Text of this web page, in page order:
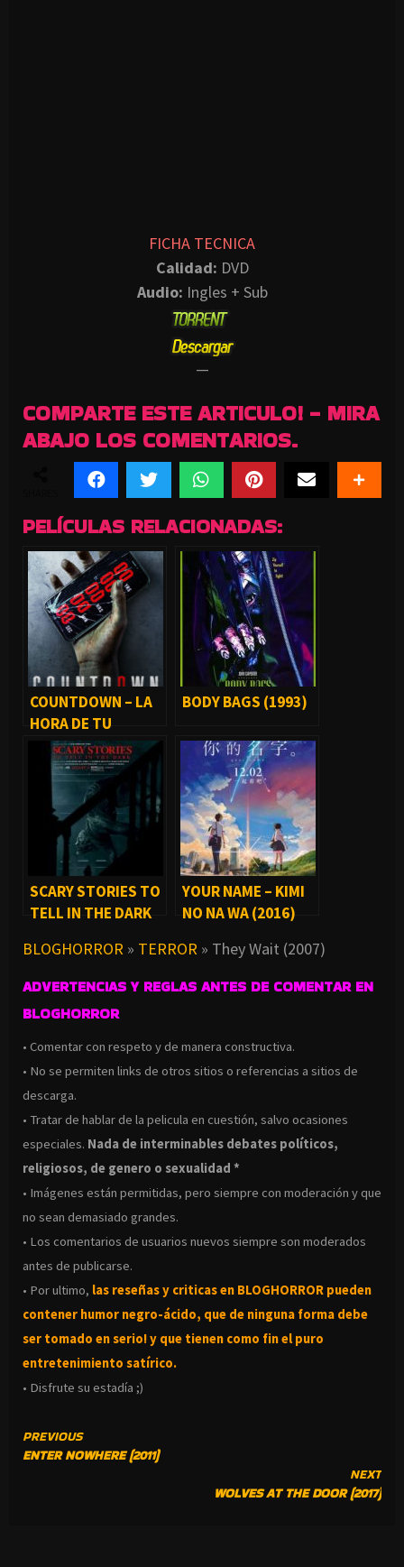
FICHA TECNICA
Calidad: DVD
Audio: Ingles + Sub
—
COMPARTE ESTE ARTICULO! - MIRA
ABAJO LOS COMENTARIOS.
PELÍCULAS RELACIONADAS:
COUNTDOWN – LA
HORA DE TU
MUERTE (2019)
BODY BAGS (1993)
SCARY STORIES TO
TELL IN THE DARK
YOUR NAME – KIMI
NO NA WA (2016)
BLOGHORROR » TERROR » They Wait (2007)
ADVERTENCIAS Y REGLAS ANTES DE COMENTAR EN
BLOGHORROR
• Comentar con respeto y de manera constructiva.
• No se permiten links de otros sitios o referencias a sitios de
descarga.
• Tratar de hablar de la pelicula en cuestión, salvo ocasiones
especiales. Nada de interminables debates políticos,
religiosos, de genero o sexualidad *
• Imágenes están permitidas, pero siempre con moderación y que
no sean demasiado grandes.
• Los comentarios de usuarios nuevos siempre son moderados
antes de publicarse.
• Por ultimo, las reseñas y criticas en BLOGHORROR pueden
contener humor negro-ácido, que de ninguna forma debe
ser tomado en serio! y que tienen como fin el puro
entretenimiento satírico.
• Disfrute su estadía ;)
CONTINUE
READING
PREVIOUS
ENTER NOWHERE (2011)
NEXT
WOLVES AT THE DOOR (2017)